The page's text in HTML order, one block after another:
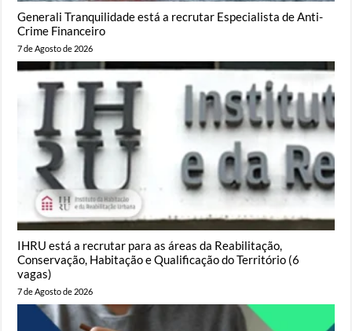
Generali Tranquilidade está a recrutar Especialista de Anti-
Crime Financeiro
7 de Agosto de 2026
IHRU está a recrutar para as áreas da Reabilitação,
Conservação, Habitação e Qualificação do Território (6
vagas)
7 de Agosto de 2026